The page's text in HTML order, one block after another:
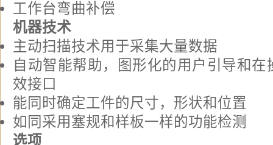
工作台弯曲补偿
机器技术
主动扫描技术用于采集大量数据
自动智能帮助，图形化的用户引导和
效接口
能同时确定工件的尺寸，形状和位置
如同采用塞规和样板一样的功能检测
选项